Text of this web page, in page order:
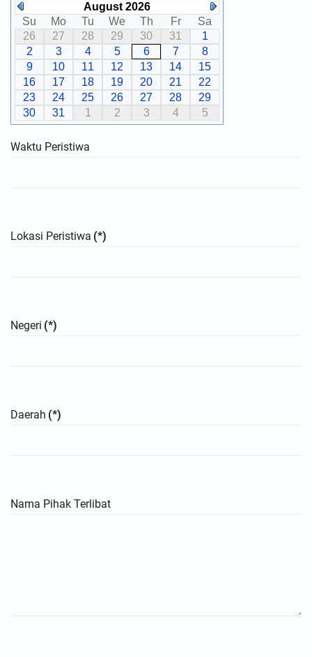
August 2026
Su
Mo Tu We Th Fr
Sa
26
27 28 29 30 31
1
2
3 4 5 6 7
8
9
10 11 12 13 14
15
16
17 18 19 20 21
22
23
24 25 26 27 28
29
30
31 1 2 3 4 5
Waktu Peristiwa
Lokasi Peristiwa (*)
Negeri (*)
Daerah (*)
Nama Pihak Terlibat